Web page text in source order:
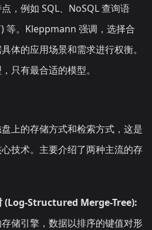
，例如 SQL、NoSQL 查询语
等。Kleppmann 强调，选择合
体的应用场景和需求进行权衡。
只有最合适的模型。
上的存储方式和检索方式，这是
技术。主要介绍了两种主流的存
(Log-Structured Merge-Tree):
储引擎，数据以排序的键值对形